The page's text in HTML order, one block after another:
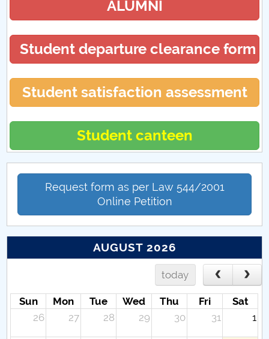
ALUMNI
Student departure clearance form
Student satisfaction assessment
Student canteen
Request form as per Law 544/2001
Online Petition
AUGUST 2026
today
Sun Mon Tue Wed Thu Fri
Sat
26
27 28 29 30 31 1